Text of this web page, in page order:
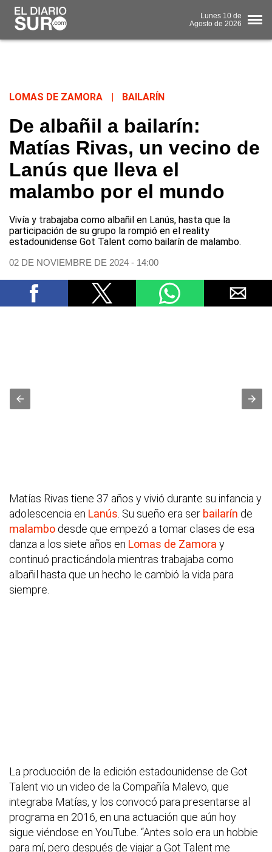
Lunes 10 de
Agosto de 2026
LOMAS DE ZAMORA BAILARÍN
De albañil a bailarín:
Matías Rivas, un vecino de
Lanús que lleva el
malambo por el mundo
Vivía y trabajaba como albañil en Lanús, hasta que la
participación de su grupo la rompió en el reality
estadounidense Got Talent como bailarín de malambo.
02 DE NOVIEMBRE DE 2024 - 14:00
Matías Rivas tiene 37 años y vivió durante su infancia y
adolescencia en Lanús. Su sueño era ser bailarín de
malambo desde que empezó a tomar clases de esa
danza a los siete años en Lomas de Zamora y
continuó practicándola mientras trabajaba como
albañil hasta que un hecho le cambió la vida para
siempre.
La producción de la edición estadounidense de Got
Talent vio un video de la Compañía Malevo, que
integraba Matías, y los convocó para presentarse al
programa en 2016, en una actuación que aún hoy
sigue viéndose en YouTube. “Antes solo era un hobbie
para mí, pero después de viajar a Got Talent me